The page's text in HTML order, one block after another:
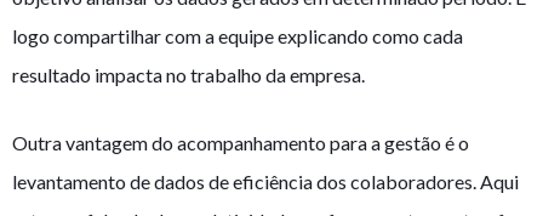
logo compartilhar com a equipe explicando como cada
resultado impacta no trabalho da empresa.
Outra vantagem do acompanhamento para a gestão é o
levantamento de dados de eficiência dos colaboradores. Aqui